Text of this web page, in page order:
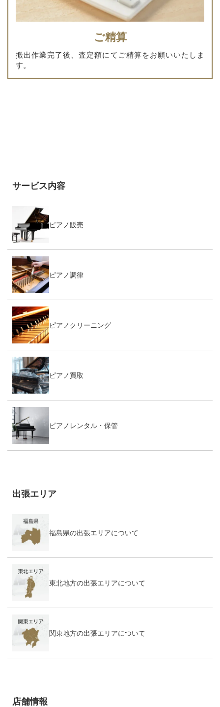
ご精算
搬出作業完了後、査定額にてご精算をお願いいたしま
す。
サービス内容
ピアノ販売
ピアノ調律
ピアノクリーニング
ピアノ買取
ピアノレンタル・保管
出張エリア
福島県の出張エリアについて
東北地方の出張エリアについて
関東地方の出張エリアについて
店舗情報